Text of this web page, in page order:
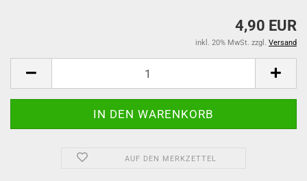
4,90 EUR
inkl. 20% MwSt. zzgl. Versand
AUF DEN MERKZETTEL